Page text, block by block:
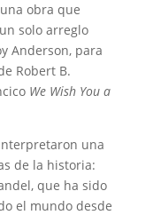
obra que
solo arreglo
Anderson, para
Robert B.
We Wish You a
una
de la historia:
que ha sido
el mundo desde